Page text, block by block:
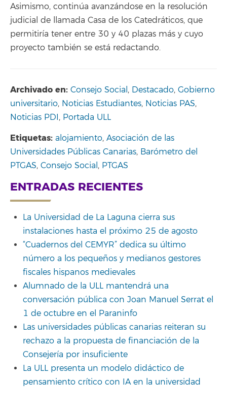
Asimismo, continúa avanzándose en la resolución
judicial de llamada Casa de los Catedráticos, que
permitiría tener entre 30 y 40 plazas más y cuyo
proyecto también se está redactando.
Archivado en: Consejo Social , Destacado, Gobierno
universitario, Noticias Estudiantes, Noticias PAS,
Noticias PDI, Portada ULL
Etiquetas: alojamiento, Asociación de las
Universidades Públicas Canarias, Barómetro del
PTGAS, Consejo Social, PTGAS
ENTRADAS RECIENTES
La Universidad de La Laguna cierra sus
instalaciones hasta el próximo 25 de agosto
“Cuadernos del CEMYR” dedica su último
número a los pequeños y medianos gestores
fiscales hispanos medievales
Alumnado de la ULL mantendrá una
conversación pública con Joan Manuel Serrat el
1 de octubre en el Paraninfo
Las universidades públicas canarias reiteran su
rechazo a la propuesta de financiación de la
Consejería por insuficiente
La ULL presenta un modelo didáctico de
pensamiento crítico con IA en la universidad